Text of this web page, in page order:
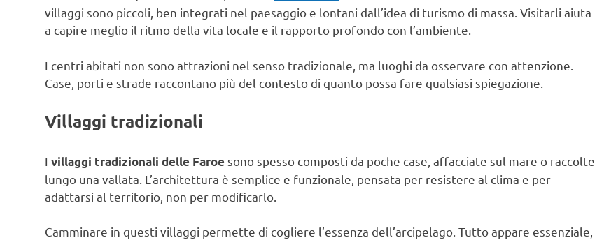
villaggi sono piccoli, ben integrati nel paesaggio e lontani dall’idea di turismo di massa. Visitarli aiuta
a capire meglio il ritmo della vita locale e il rapporto profondo con l’ambiente.
I centri abitati non sono attrazioni nel senso tradizionale, ma luoghi da osservare con attenzione.
Case, porti e strade raccontano più del contesto di quanto possa fare qualsiasi spiegazione.
Villaggi tradizionali
I villaggi tradizionali delle Faroe sono spesso composti da poche case, affacciate sul mare o raccolte
lungo una vallata. L’architettura è semplice e funzionale, pensata per resistere al clima e per
adattarsi al territorio, non per modificarlo.
Camminare in questi villaggi permette di cogliere l’essenza dell’arcipelago. Tutto appare essenziale,